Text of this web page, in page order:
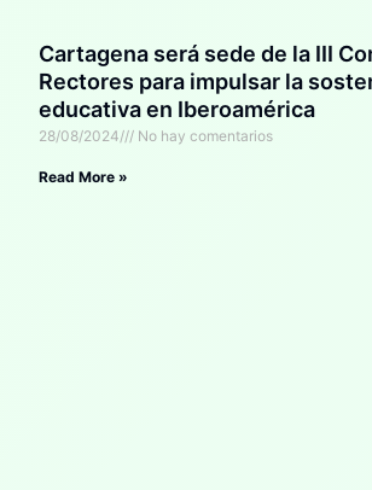
Cartagena será sede de la III
Rectores para impulsar la
educativa en Iberoamérica
28/08/2024 No hay comentarios
Read More »